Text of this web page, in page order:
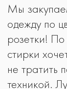
Мы
одежду по
розетки! По
стирки
не тратить
техникой.